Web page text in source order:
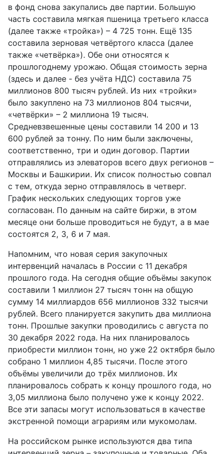
в фонд снова закупались две партии. Большую
часть составила мягкая пшеница третьего класса
(далее также «тройка») – 4 725 тонн. Ещё 135
составила зерновая четвёртого класса (далее
также «четвёрка»). Обе они относятся к
прошлогоднему урожаю. Общая стоимость зерна
(здесь и далее - без учёта НДС) составила 75
миллионов 800 тысяч рублей. Из них «тройки»
было закуплено на 73 миллионов 804 тысячи,
«четвёрки» – 2 миллиона 19 тысяч.
Средневзвешенные цены составили 14 200 и 13
600 рублей за тонну. По ним были заключены,
соответственно, три и один договор. Партии
отправлялись из элеваторов всего двух регионов –
Москвы и Башкирии. Их список полностью совпал
с тем, откуда зерно отправлялось в четверг.
График нескольких следующих торгов уже
согласован. По данным на сайте биржи, в этом
месяце они больше проводиться не будут, а в мае
состоятся 2, 3, 6 и 7 мая.
Напомним, что новая серия закупочных
интервенций началась в России с 11 декабря
прошлого года. На сегодня общие объёмы закупок
составили 1 миллион 27 тысяч тонн на общую
сумму 14 миллиардов 656 миллионов 332 тысячи
рублей. Всего планируется закупить два миллиона
тонн. Прошлые закупки проводились с августа по
30 декабря 2022 года. На них планировалось
приобрести миллион тонн, но уже 22 октября было
собрано 1 миллион 4,85 тысячи. После этого
объёмы увеличили до трёх миллионов. Их
планировалось собрать к концу прошлого года, но
3,05 миллиона было получено уже к концу 2022.
Все эти запасы могут использоваться в качестве
экстренной помощи аграриям или мукомолам.
На российском рынке используются два типа